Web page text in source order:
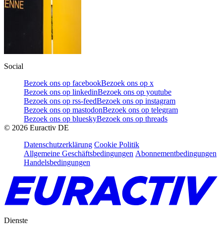
Social
Bezoek ons op facebookBezoek ons op x
Bezoek ons op linkedinBezoek ons op youtube
Bezoek ons op rss-feedBezoek ons op instagram
Bezoek ons op mastodonBezoek ons op telegram
Bezoek ons op blueskyBezoek ons op threads
© 2026 Euractiv DE
Datenschutzerklärung Cookie Politik
Allgemeine Geschäftsbedingungen Abonnementbedingungen
Handelsbedingungen
Dienste